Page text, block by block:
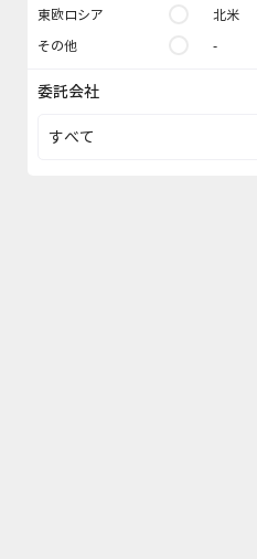
東欧ロシア 北米
その他 -
委託会社
すべて